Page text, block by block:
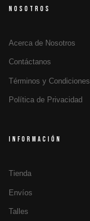
NOSOTROS
Acerca de Nosotros
Contáctanos
Términos y Condiciones
Política de Privacidad
INFORMACIÓN
Tienda
Envíos
Talles